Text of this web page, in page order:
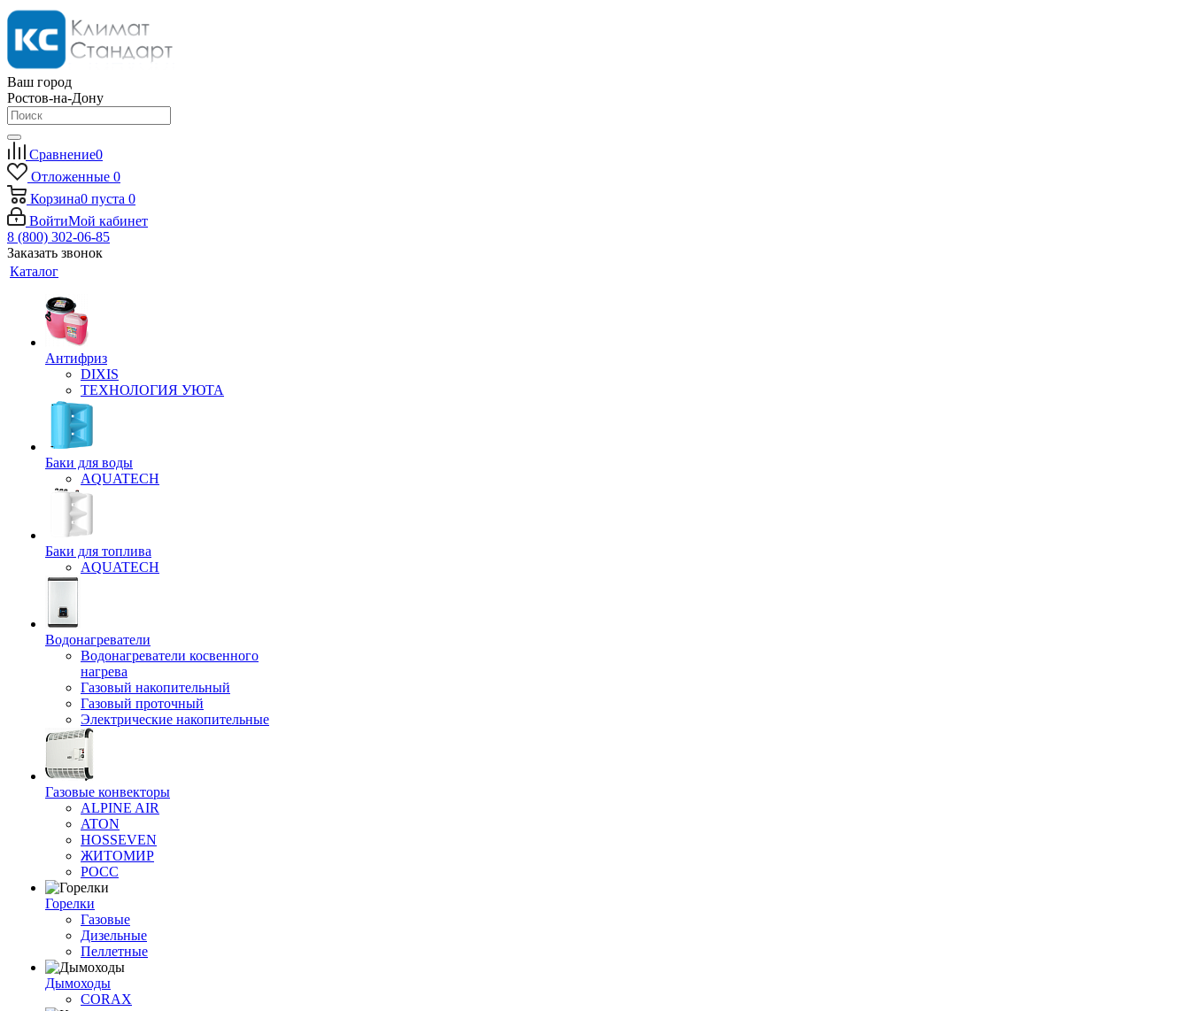
Ваш город
Ростов-на-Дону
Сравнение0
Отложенные 0
Корзина0 пуста 0
ВойтиМой кабинет
8 (800) 302-06-85
Заказать звонок
Каталог
Антифриз
DIXIS
ТЕХНОЛОГИЯ УЮТА
Баки для воды
AQUATECH
Баки для топлива
AQUATECH
Водонагреватели
Водонагреватели косвенного
нагрева
Газовый накопительный
Газовый проточный
Электрические накопительные
Газовые конвекторы
ALPINE AIR
ATON
HOSSEVEN
ЖИТОМИР
РОСС
Горелки
Газовые
Дизельные
Пеллетные
Дымоходы
CORAX